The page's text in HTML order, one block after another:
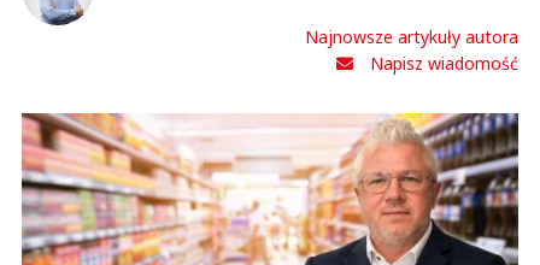
Najnowsze artykuły autora
Napisz wiadomość